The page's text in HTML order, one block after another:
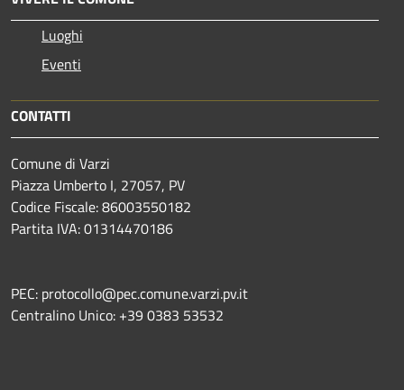
Luoghi
Eventi
CONTATTI
Comune di Varzi
Piazza Umberto I, 27057, PV
Codice Fiscale: 86003550182
Partita IVA: 01314470186
PEC: protocollo@pec.comune.varzi.pv.it
Centralino Unico: +39 0383 53532